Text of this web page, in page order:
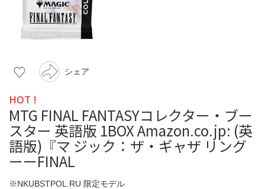
シェア
HOT !
MTG FINAL FANTASYコレクター・ブー
スター 英語版 1BOX Amazon.co.jp: (英
語版)『マ ジック：ザ・ギャザ リング
ーーFINAL
※NKUBSTPOL.RU 限定モデル